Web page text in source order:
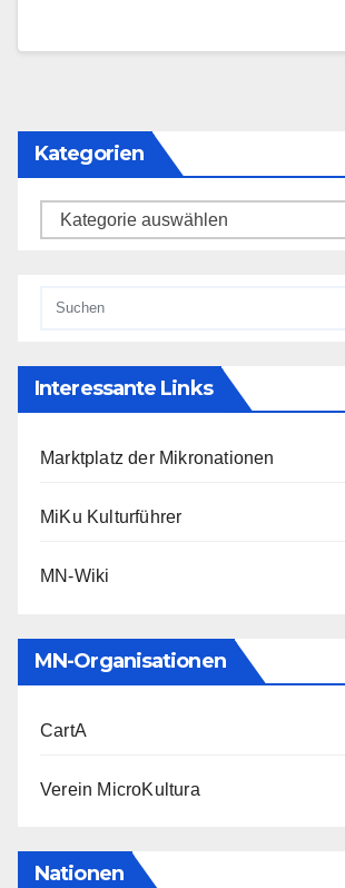
Kategorien
Kategorien
Interessante Links
Marktplatz der Mikronationen
MiKu Kulturführer
MN-Wiki
MN-Organisationen
CartA
Verein MicroKultura
Nationen